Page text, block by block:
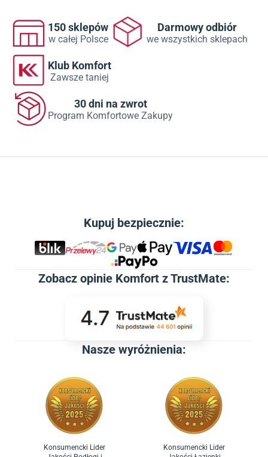
150 sklepów
w całej Polsce
Darmowy odbiór
we wszystkich sklepach
Klub Komfort
Zawsze taniej
30 dni na zwrot
Program Komfortowe Zakupy
Kupuj bezpiecznie:
Zobacz opinie Komfort z TrustMate:
Nasze wyróżnienia:
Konsumencki Lider
Konsumencki Lider